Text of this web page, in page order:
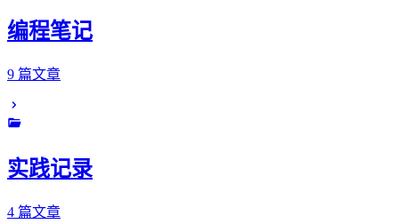
编程笔记
9 篇文章
实践记录
4 篇文章